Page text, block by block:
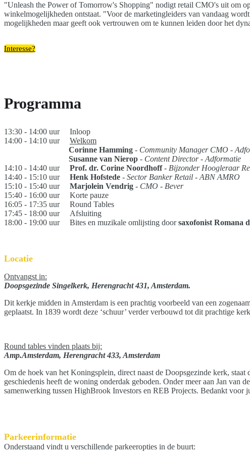
"Unleash the Power of Tomorrow's Shopping" nodigt retail CMO's uit om
winkelmogelijkheden ontstaat. "Voor de marketingleiders van vandaag
mogelijkheden maar geeft ook vertrouwen om te kunnen leiden door het
Interesse?
Programma
13:30 - 14:00 uur Inloop
14:00 - 14:10 uur Welkom
Corinne Hamming - Community Manager CMO -
Susanne van Nierop - Content Director - Adformatie
14:10 - 14:40 uur
Prof. dr. Corine Noordhoff- Bijzonder Hoogleraar
14:40 - 15:10 uur
Henk Hofstede - Sector Banker Retail - ABN AMRO
15:10 - 15:40 uur Marjolein Vendrig - CMO - Bever
15:40 - 16:00 uur Korte pauze
16:05 - 17:35 uur Round Tables
17:45 - 18:00 uur Afsluiting
18:00 - 19:00 uur Bites en muzikale omlijsting doorsaxofonist Romana
Locatie
Ontvangst in:
Doopsgezinde Singelkerk, Herengracht 431, Amsterdam.
Dit kerkje midden in Amsterdam is een prachtig voorbeeld van een
geplaatst. In 1839 wordt deze ‘schuur’ verder verbouwd tot dit prachtige
Round tables vinden plaats bij:
Amp.Amsterdam, Herengracht 433, Amsterdam
Om de hoek van het Koningsplein, direct naast de Doopsgezinde kerk,
geschiedenis heeft de woning onderdak geboden. Onder meer aan Jan van
samenwerking tussen HighBrook Investors en REB Projects. Bedankt voor
Parkeerinformatie
Onderstaand vindt u verschillende parkeeropties in de buurt: